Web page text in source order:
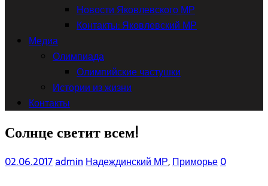
Новости Яковлевского МР
Контакты: Яковлевский МР
Медиа
Олимпиада
Олимпийские частушки
Истории из жизни
Контакты
Солнце светит всем!
02.06.2017adminНадеждинский МР,Приморье0